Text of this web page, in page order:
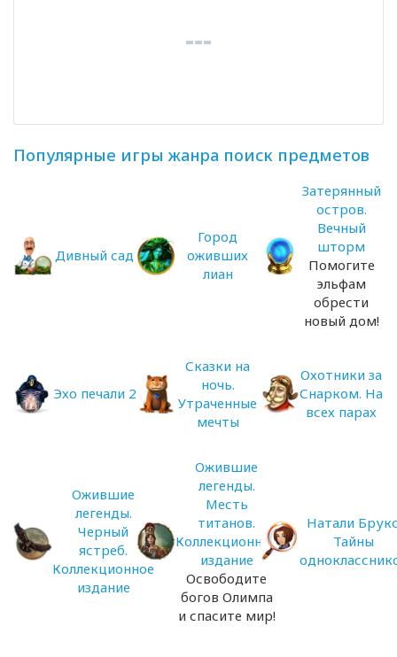
Популярные игры жанра поиск предметов
Дивный сад
Город
оживших
лиан
Затерянный
остров.
Вечный
шторм
Помогите
эльфам
обрести
новый дом!
Эхо печали 2
Сказки на
ночь.
Утраченные
мечты
Охотники за
Снарком. На
всех парах
Ожившие
легенды.
Черный
ястреб.
Коллекционное
издание
Ожившие
легенды.
Месть
титанов.
Коллекционное
издание
Освободите
богов Олимпа
и спасите мир!
Натали
Тайны